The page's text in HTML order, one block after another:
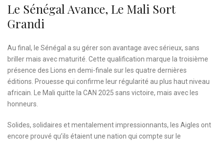
Le Sénégal Avance, Le Mali Sort
Grandi
Au final, le Sénégal a su gérer son avantage avec sérieux, sans
briller mais avec maturité. Cette qualification marque la troisième
présence des Lions en demi-finale sur les quatre dernières
éditions. Prouesse qui confirme leur régularité au plus haut niveau
africain. Le Mali quitte la CAN 2025 sans victoire, mais avec les
honneurs.
Solides, solidaires et mentalement impressionnants, les Aigles ont
encore prouvé qu’ils étaient une nation qui compte sur le